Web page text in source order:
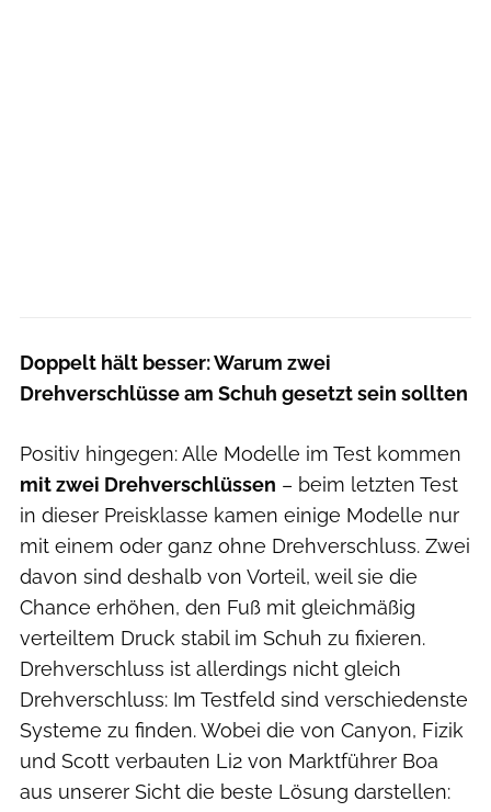
Doppelt hält besser: Warum zwei
Drehverschlüsse am Schuh gesetzt sein sollten
Positiv hingegen: Alle Modelle im Test kommen
mit zwei Drehverschlüssen – beim letzten Test
in dieser Preisklasse kamen einige Modelle nur
mit einem oder ganz ohne Drehverschluss. Zwei
davon sind deshalb von Vorteil, weil sie die
Chance erhöhen, den Fuß mit gleichmäßig
verteiltem Druck stabil im Schuh zu fixieren.
Drehverschluss ist allerdings nicht gleich
Drehverschluss: Im Testfeld sind verschiedenste
Systeme zu finden. Wobei die von Canyon, Fizik
und Scott verbauten Li2 von Marktführer Boa
aus unserer Sicht die beste Lösung darstellen: